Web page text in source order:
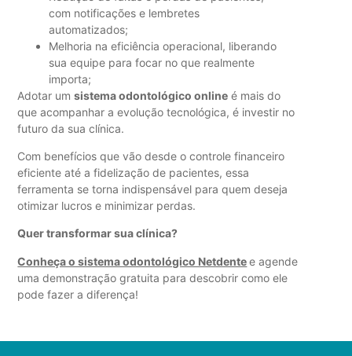
com notificações e lembretes
automatizados;
Melhoria na eficiência operacional, liberando
sua equipe para focar no que realmente
importa;
Adotar umsistema odontológico online é mais do
que acompanhar a evolução tecnológica, é investir no
futuro da sua clínica.
Com benefícios que vão desde o controle financeiro
eficiente até a fidelização de pacientes, essa
ferramenta se torna indispensável para quem deseja
otimizar lucros e minimizar perdas.
Quer transformar sua clínica?
Conheça o sistema odontológico Netdentee agende
uma demonstração gratuita para descobrir como ele
pode fazer a diferença!